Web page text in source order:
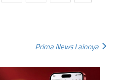
Prima News Lainnya